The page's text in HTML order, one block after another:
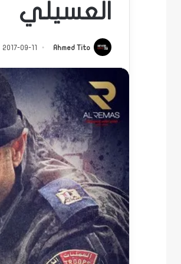
العسيلي
Ahmed Tito
2017-09-11